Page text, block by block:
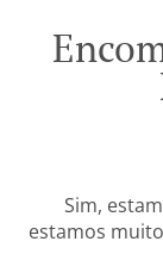
Sim,
estamos